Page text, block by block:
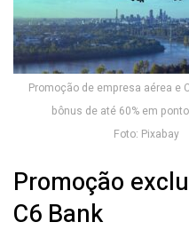
Promoção de empresa aérea e
bônus de até 60% em
Foto: Pixabay
Promoção
C6 Bank